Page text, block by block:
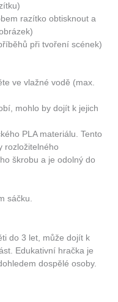
razítko obtisknout a
při tvoření scének)
ve vlažné vodě (max.
mohlo by dojít k jejich
PLA materiálu. Tento
rozložitelného
škrobu a je odolný do
sáčku.
do 3 let, může dojít k
Edukativní hračka je
dospělé osoby.